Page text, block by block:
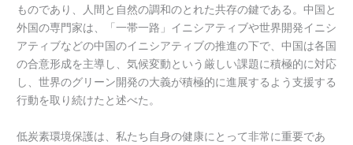
ものであり、人間と自然の調和のとれた共存の鍵である。中国と
外国の専門家は、「一帯一路」イニシアティブや世界開発イニシ
アティブなどの中国のイニシアティブの推進の下で、中国は各国
の合意形成を主導し、気候変動という厳しい課題に積極的に対応
し、世界のグリーン開発の大義が積極的に進展するよう支援する
行動を取り続けたと述べた。
低炭素環境保護は、私たち自身の健康にとって非常に重要であ